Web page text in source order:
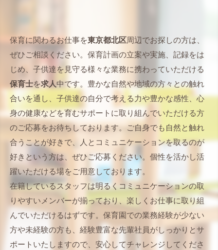
保育に関わるお仕事を東京都北区周辺でお探しの方は、
ぜひご相談ください。保育計画の立案や実施、記録をは
じめ、子供達を見守る様々な業務に携わっていただける
保育士を求人中です。豊かな自然や地域の方々との触れ
合いを通し、子供達の自分で考える力や豊かな感性、心
身の健康などを育むサポートに取り組んでいただける方
のご応募をお待ちしております。ご自身でも自然と触れ
合うことが好きで、人とコミュニケーションを取るのが
好きという方は、ぜひご応募ください。個性を活かし活
躍いただける場をご用意しております。
在籍しているスタッフは明るくコミュニケーションの取
りやすいメンバーが揃っており、楽しくお仕事に取り組
んでいただけるはずです。保育園での業務経験が少ない
方や未経験の方も、経験豊富な先輩社員がしっかりとサ
ポートいたしますので、安心してチャレンジしてくださ